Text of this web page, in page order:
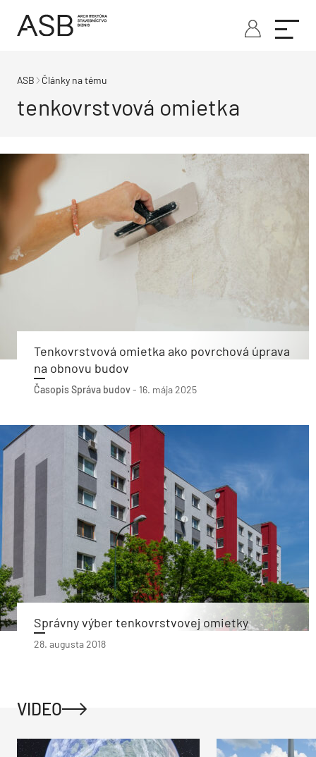
ASB Články na tému
tenkovrstvová omietka
Tenkovrstvová omietka ako povrchová úprava
na obnovu budov
Časopis Správa budov- 16. mája 2025
Správny výber tenkovrstvovej omietky
28. augusta 2018
VIDEO